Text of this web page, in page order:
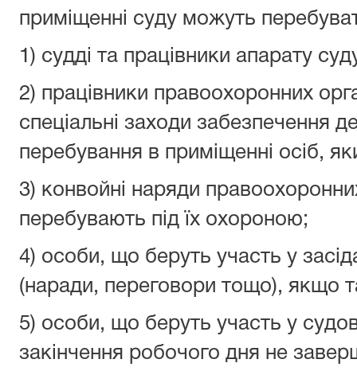
приміщенні суду можуть
1) судді та працівники апарату
2) працівники правоохоронних
спеціальні заходи забезпечення
перебування в приміщенні осіб,
3) конвойні наряди
перебувають під їх охороною;
4) особи, що беруть участь у
(наради, переговори тощо), якщо
5) особи, що беруть участь у
закінчення робочого дня не